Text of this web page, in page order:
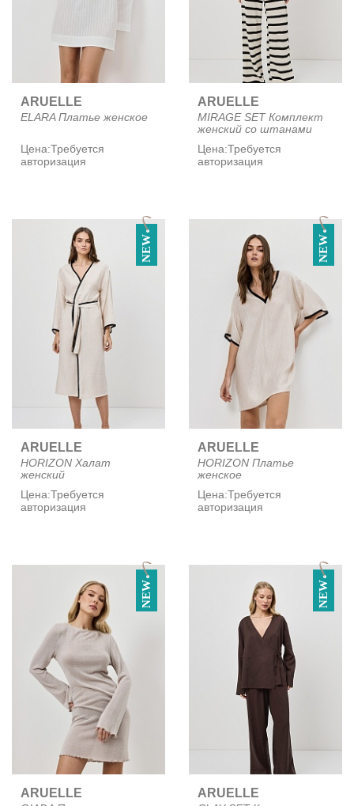
ARUELLE
ELARA Платье женское
Цена:Требуется
авторизация
ARUELLE
MIRAGE SET Комплект
женский со штанами
Цена:Требуется
авторизация
NEW
ARUELLE
HORIZON Халат
женский
Цена:Требуется
авторизация
NEW
ARUELLE
HORIZON Платье
женское
Цена:Требуется
авторизация
NEW
ARUELLE
NEW
ARUELLE